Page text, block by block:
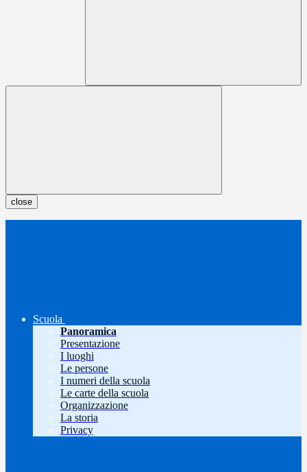
close
Scuola
Panoramica
Presentazione
I luoghi
Le persone
I numeri della scuola
Le carte della scuola
Organizzazione
La storia
Privacy